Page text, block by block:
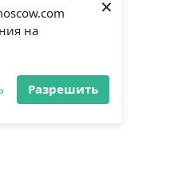
на
Разрешить
×